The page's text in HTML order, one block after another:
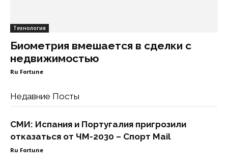
Технология
Биометрия вмешается в сделки с
недвижимостью
Ru Fortune
Недавние Посты
СМИ: Испания и Португалия пригрозили
отказаться от ЧМ-2030 – Спорт Mail
Ru Fortune